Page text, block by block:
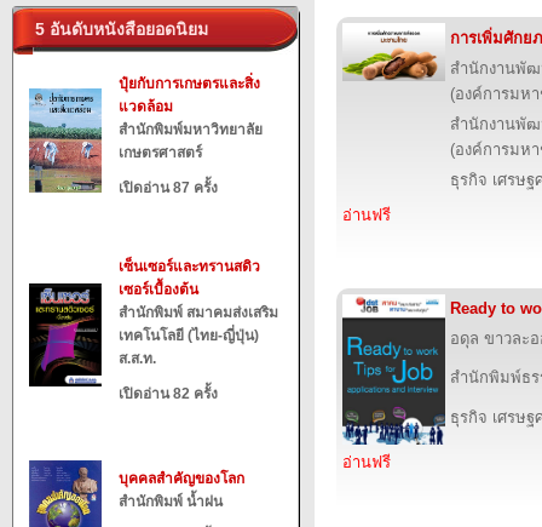
5 อันดับหนังสือยอดนิยม
ปุ๋ยกับการเกษตรและสิ่ง
แวดล้อม
สำนักพิมพ์มหาวิทยาลัย
เกษตรศาสตร์
เปิดอ่าน 87 ครั้ง
เซ็นเซอร์และทรานสดิว
เซอร์เบื้องต้น
สำนักพิมพ์ สมาคมส่งเสริม
เทคโนโลยี (ไทย-ญี่ปุ่น)
ส.ส.ท.
เปิดอ่าน 82 ครั้ง
บุคคลสำคัญของโลก
สำนักพิมพ์ น้ำฝน
การเพิ่มศักย
สำนักงานพัฒ
(องค์การมห
สำนักงานพัฒ
(องค์การมห
ธุรกิจ เศรษฐ
อ่านฟรี
Ready to
อดุล ขาวละ
สำนักพิมพ์ธ
ธุรกิจ เศรษฐ
อ่านฟรี